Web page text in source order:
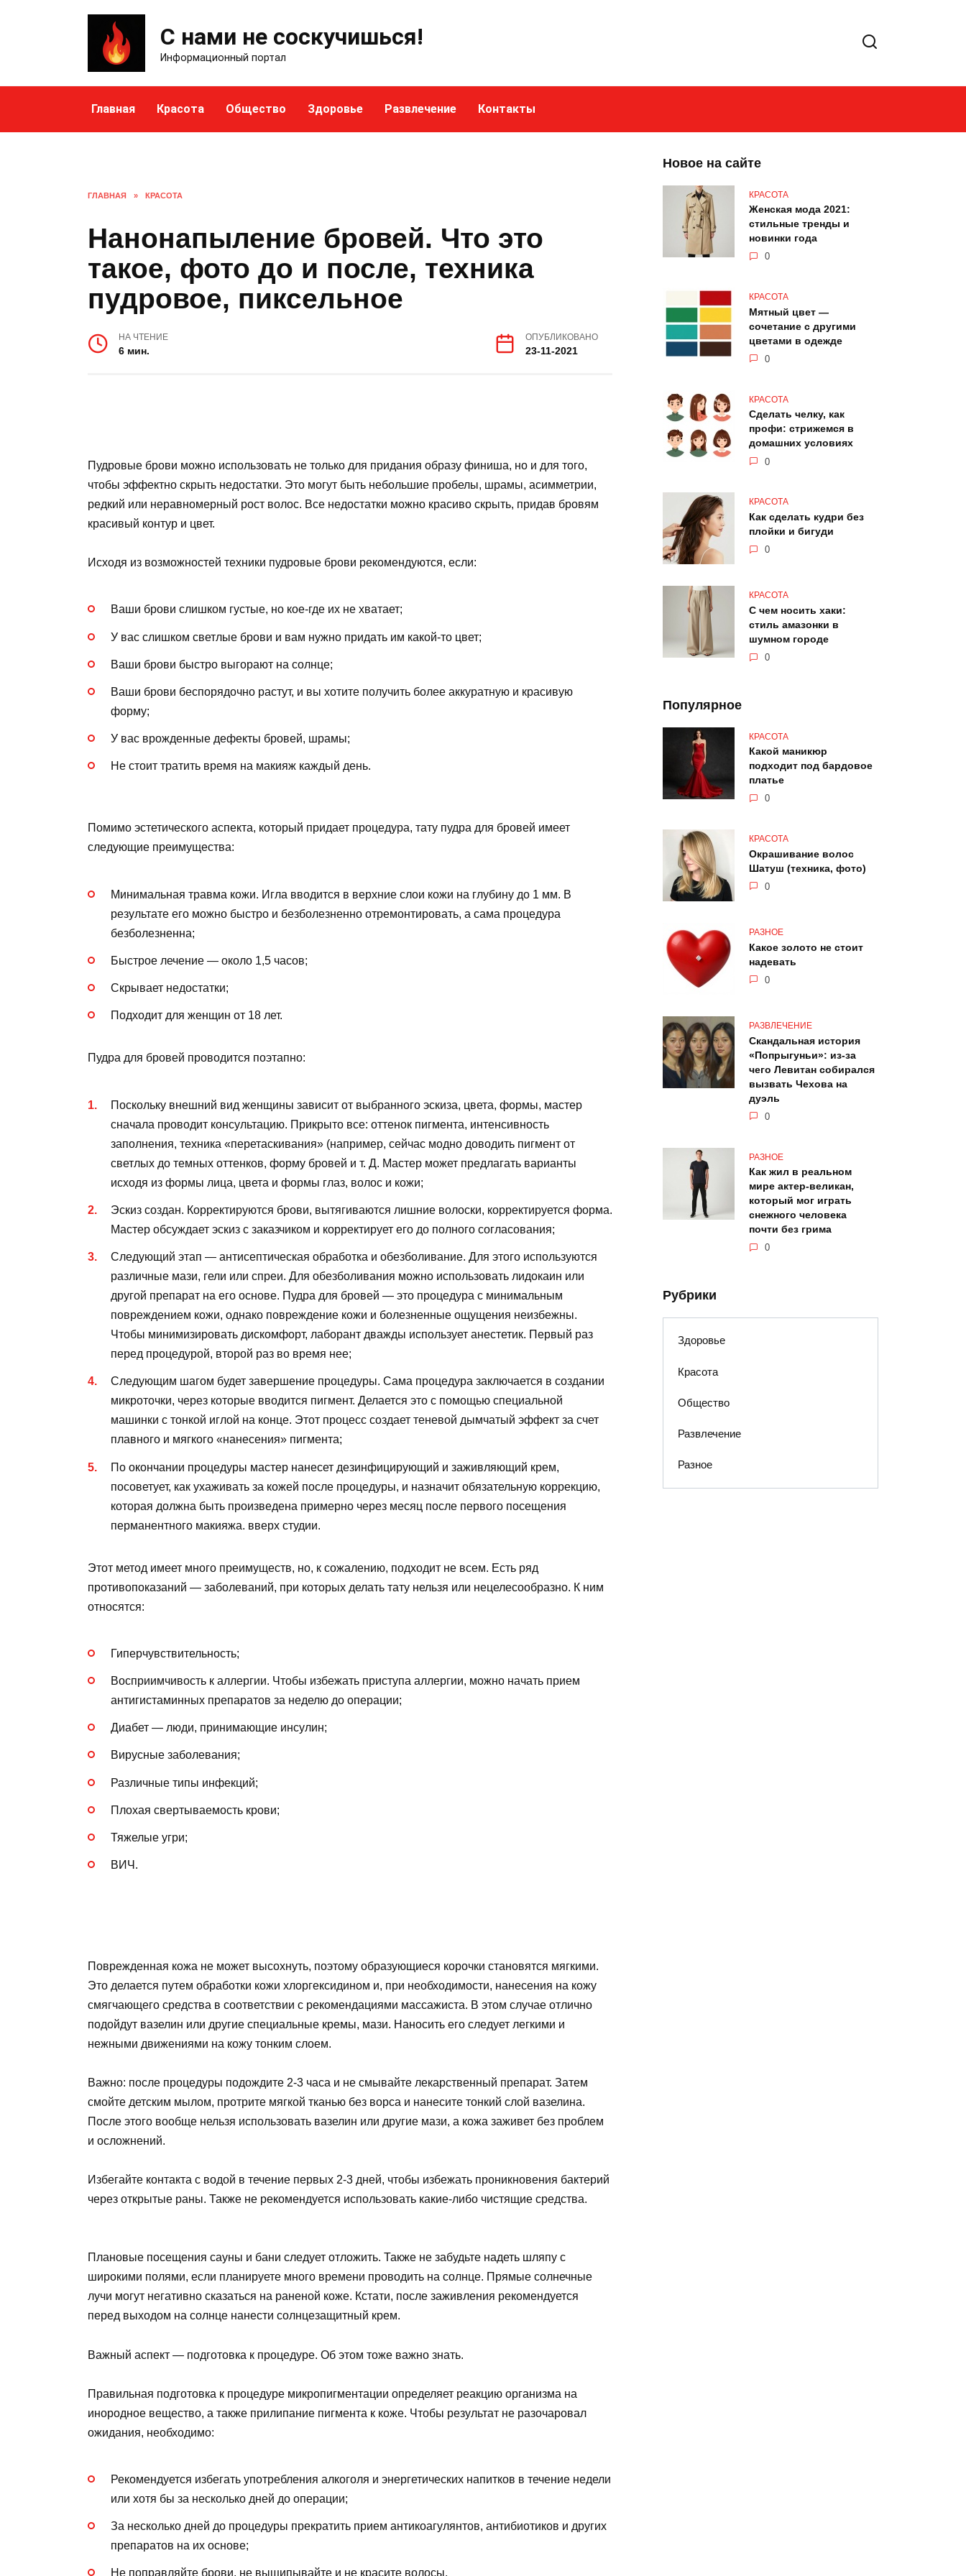
С нами не соскучишься!
Информационный портал
Главная Красота Общество Здоровье Развлечение Контакты
ГЛАВНАЯ » КРАСОТА
Нанонапыление бровей. Что это
такое, фото до и после, техника
пудровое, пиксельное
НА ЧТЕНИЕ
6 мин.
ОПУБЛИКОВАНО
23-11-2021
Пудровые брови можно использовать не только для придания образу финиша, но и для того,
чтобы эффектно скрыть недостатки. Это могут быть небольшие пробелы, шрамы, асимметрии,
редкий или неравномерный рост волос. Все недостатки можно красиво скрыть, придав бровям
красивый контур и цвет.
Исходя из возможностей техники пудровые брови рекомендуются, если:
Ваши брови слишком густые, но кое-где их не хватает;
У вас слишком светлые брови и вам нужно придать им какой-то цвет;
Ваши брови быстро выгорают на солнце;
Ваши брови беспорядочно растут, и вы хотите получить более аккуратную и красивую
форму;
У вас врожденные дефекты бровей, шрамы;
Не стоит тратить время на макияж каждый день.
Помимо эстетического аспекта, который придает процедура, тату пудра для бровей имеет
следующие преимущества:
Минимальная травма кожи. Игла вводится в верхние слои кожи на глубину до 1 мм. В
результате его можно быстро и безболезненно отремонтировать, а сама процедура
безболезненна;
Быстрое лечение — около 1,5 часов;
Скрывает недостатки;
Подходит для женщин от 18 лет.
Пудра для бровей проводится поэтапно:
Поскольку внешний вид женщины зависит от выбранного эскиза, цвета, формы, мастер
сначала проводит консультацию. Прикрыто все: оттенок пигмента, интенсивность
заполнения, техника «перетаскивания» (например, сейчас модно доводить пигмент от
светлых до темных оттенков, форму бровей и т. Д. Мастер может предлагать варианты
исходя из формы лица, цвета и формы глаз, волос и кожи;
Эскиз создан. Корректируются брови, вытягиваются лишние волоски, корректируется форма.
Мастер обсуждает эскиз с заказчиком и корректирует его до полного согласования;
Следующий этап — антисептическая обработка и обезболивание. Для этого используются
различные мази, гели или спреи. Для обезболивания можно использовать лидокаин или
другой препарат на его основе. Пудра для бровей — это процедура с минимальным
повреждением кожи, однако повреждение кожи и болезненные ощущения неизбежны.
Чтобы минимизировать дискомфорт, лаборант дважды использует анестетик. Первый раз
перед процедурой, второй раз во время нее;
Следующим шагом будет завершение процедуры. Сама процедура заключается в создании
микроточки, через которые вводится пигмент. Делается это с помощью специальной
машинки с тонкой иглой на конце. Этот процесс создает теневой дымчатый эффект за счет
плавного и мягкого «нанесения» пигмента;
По окончании процедуры мастер нанесет дезинфицирующий и заживляющий крем,
посоветует, как ухаживать за кожей после процедуры, и назначит обязательную коррекцию,
которая должна быть произведена примерно через месяц после первого посещения
перманентного макияжа. вверх студии.
Этот метод имеет много преимуществ, но, к сожалению, подходит не всем. Есть ряд
противопоказаний — заболеваний, при которых делать тату нельзя или нецелесообразно. К ним
относятся:
Гиперчувствительность;
Восприимчивость к аллергии. Чтобы избежать приступа аллергии, можно начать прием
антигистаминных препаратов за неделю до операции;
Диабет — люди, принимающие инсулин;
Вирусные заболевания;
Различные типы инфекций;
Плохая свертываемость крови;
Тяжелые угри;
ВИЧ.
Поврежденная кожа не может высохнуть, поэтому образующиеся корочки становятся мягкими.
Это делается путем обработки кожи хлоргексидином и, при необходимости, нанесения на кожу
смягчающего средства в соответствии с рекомендациями массажиста. В этом случае отлично
подойдут вазелин или другие специальные кремы, мази. Наносить его следует легкими и
нежными движениями на кожу тонким слоем.
Важно: после процедуры подождите 2-3 часа и не смывайте лекарственный препарат. Затем
смойте детским мылом, протрите мягкой тканью без ворса и нанесите тонкий слой вазелина.
После этого вообще нельзя использовать вазелин или другие мази, а кожа заживет без проблем
и осложнений.
Избегайте контакта с водой в течение первых 2-3 дней, чтобы избежать проникновения бактерий
через открытые раны. Также не рекомендуется использовать какие-либо чистящие средства.
Плановые посещения сауны и бани следует отложить. Также не забудьте надеть шляпу с
широкими полями, если планируете много времени проводить на солнце. Прямые солнечные
лучи могут негативно сказаться на раненой коже. Кстати, после заживления рекомендуется
перед выходом на солнце нанести солнцезащитный крем.
Важный аспект — подготовка к процедуре. Об этом тоже важно знать.
Правильная подготовка к процедуре микропигментации определяет реакцию организма на
инородное вещество, а также прилипание пигмента к коже. Чтобы результат не разочаровал
ожидания, необходимо:
Рекомендуется избегать употребления алкоголя и энергетических напитков в течение недели
или хотя бы за несколько дней до операции;
За несколько дней до процедуры прекратить прием антикоагулянтов, антибиотиков и других
препаратов на их основе;
Не поправляйте брови, не выщипывайте и не красите волосы.
Новое на сайте
КРАСОТА
Женская мода 2021:
стильные тренды и
новинки года
0
КРАСОТА
Мятный цвет —
сочетание с другими
цветами в одежде
0
КРАСОТА
Сделать челку, как
профи: стрижемся в
домашних условиях
0
КРАСОТА
Как сделать кудри без
плойки и бигуди
0
КРАСОТА
С чем носить хаки:
стиль амазонки в
шумном городе
0
Популярное
КРАСОТА
Какой маникюр
подходит под бардовое
платье
0
КРАСОТА
Окрашивание волос
Шатуш (техника, фото)
0
РАЗНОЕ
Какое золото не стоит
надевать
0
РАЗВЛЕЧЕНИЕ
Скандальная история
«Попрыгуньи»: из-за
чего Левитан собирался
вызвать Чехова на
дуэль
0
РАЗНОЕ
Как жил в реальном
мире актер-великан,
который мог играть
снежного человека
почти без грима
0
Рубрики
Здоровье
Красота
Общество
Развлечение
Разное